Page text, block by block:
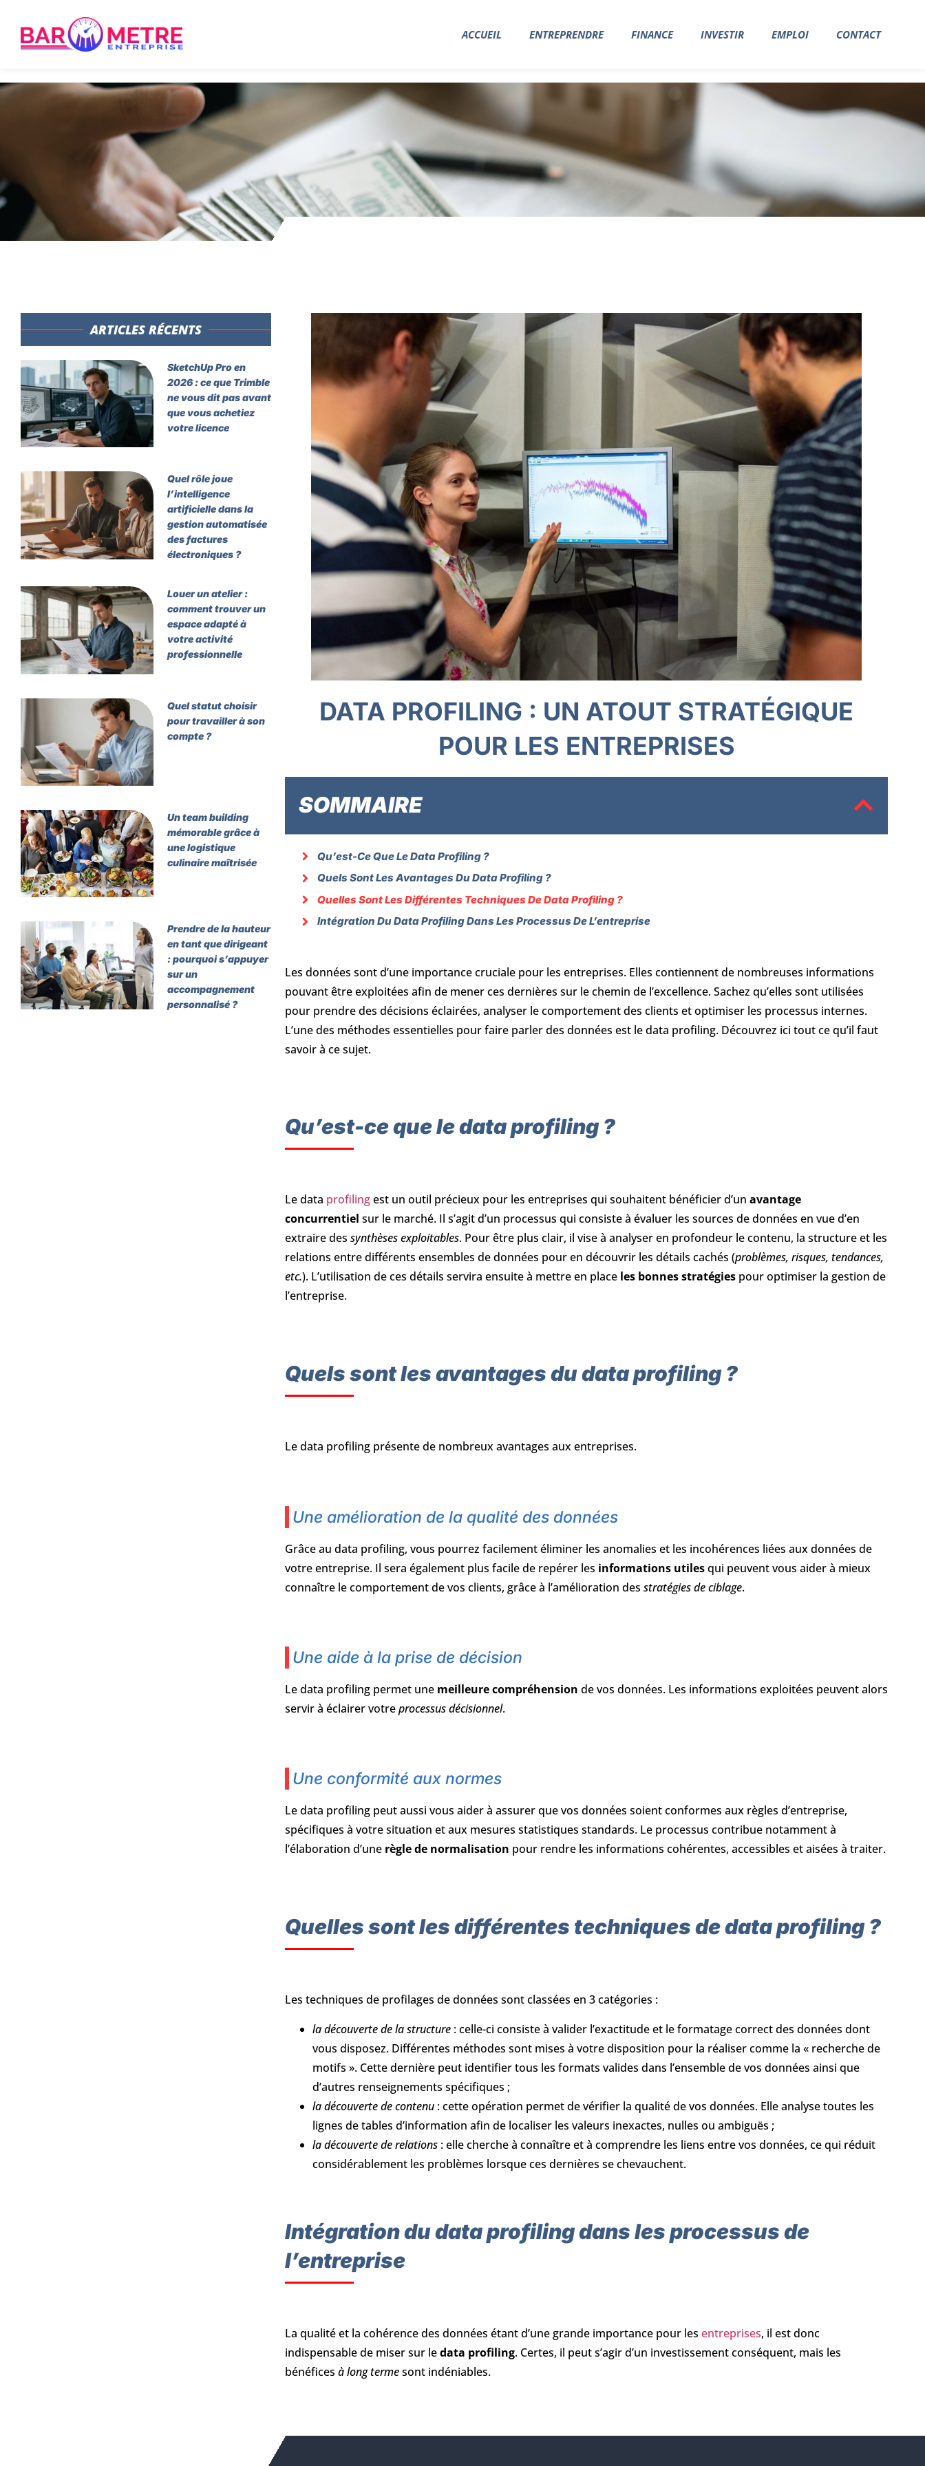
ACCUEIL ENTREPRENDRE FINANCE INVESTIR EMPLOI CONTACT
ARTICLES RÉCENTS​
SketchUp Pro en
2026 : ce que Trimble
ne vous dit pas avant
que vous achetiez
votre licence
Quel rôle joue
l’intelligence
artificielle dans la
gestion automatisée
des factures
électroniques ?
Louer un atelier :
comment trouver un
espace adapté à
votre activité
professionnelle
Quel statut choisir
pour travailler à son
compte ?
Un team building
mémorable grâce à
une logistique
culinaire maîtrisée
Prendre de la hauteur
en tant que dirigeant
: pourquoi s’appuyer
sur un
accompagnement
personnalisé ?
DATA PROFILING : UN ATOUT STRATÉGIQUE
POUR LES ENTREPRISES
SOMMAIRE
Qu’est-Ce Que Le Data Profiling ?
Quels Sont Les Avantages Du Data Profiling ?
Quelles Sont Les Différentes Techniques De Data Profiling ?
Intégration Du Data Profiling Dans Les Processus De L’entreprise
Les données sont d’une importance cruciale pour les entreprises. Elles contiennent de nombreuses informations
pouvant être exploitées afin de mener ces dernières sur le chemin de l’excellence. Sachez qu’elles sont utilisées
pour prendre des décisions éclairées, analyser le comportement des clients et optimiser les processus internes.
L’une des méthodes essentielles pour faire parler des données est le data profiling. Découvrez ici tout ce qu’il faut
savoir à ce sujet.
Qu’est-ce que le data profiling ?
Le data profilingest un outil précieux pour les entreprises qui souhaitent bénéficier d’un avantage
concurrentiel sur le marché. Il s’agit d’un processus qui consiste à évaluer les sources de données en vue d’en
extraire des synthèses exploitables. Pour être plus clair, il vise à analyser en profondeur le contenu, la structure et les
relations entre différents ensembles de données pour en découvrir les détails cachés (problèmes, risques, tendances,
etc.). L’utilisation de ces détails servira ensuite à mettre en place les bonnes stratégies pour optimiser la gestion de
l’entreprise.
Quels sont les avantages du data profiling ?
Le data profiling présente de nombreux avantages aux entreprises.
Une amélioration de la qualité des données
Grâce au data profiling, vous pourrez facilement éliminer les anomalies et les incohérences liées aux données de
votre entreprise. Il sera également plus facile de repérer les informations utilesqui peuvent vous aider à mieux
connaître le comportement de vos clients, grâce à l’amélioration des stratégies de ciblage.
Une aide à la prise de décision
Le data profiling permet une meilleure compréhension de vos données. Les informations exploitées peuvent alors
servir à éclairer votreprocessus décisionnel.
Une conformité aux normes
Le data profiling peut aussi vous aider à assurer que vos données soient conformes aux règles d’entreprise,
spécifiques à votre situation et aux mesures statistiques standards. Le processus contribue notamment à
l’élaboration d’une règle de normalisation pour rendre les informations cohérentes, accessibles et aisées à traiter.
Quelles sont les différentes techniques de data profiling ?
Les techniques de profilages de données sont classées en 3 catégories :
la découverte de la structure : celle-ci consiste à valider l’exactitude et le formatage correct des données dont
vous disposez. Différentes méthodes sont mises à votre disposition pour la réaliser comme la « recherche de
motifs ». Cette dernière peut identifier tous les formats valides dans l’ensemble de vos données ainsi que
d’autres renseignements spécifiques ;
la découverte de contenu : cette opération permet de vérifier la qualité de vos données. Elle analyse toutes les
lignes de tables d’information afin de localiser les valeurs inexactes, nulles ou ambiguës ;
la découverte de relations : elle cherche à connaître et à comprendre les liens entre vos données, ce qui réduit
considérablement les problèmes lorsque ces dernières se chevauchent.
Intégration du data profiling dans les processus de
l’entreprise
La qualité et la cohérence des données étant d’une grande importance pour les entreprises, il est donc
indispensable de miser sur ledata profiling. Certes, il peut s’agir d’un investissement conséquent, mais les
bénéfices à long termesont indéniables.